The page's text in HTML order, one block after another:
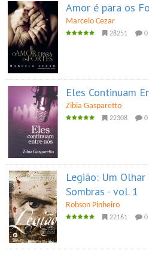
Amor é para os
Marcelo Cezar
28251 0
Eles Continuam
Zibia Gasparetto
22308 0
Legião: Um Olhar
Sombras - vol. 1
Robson Pinheiro
22161 0